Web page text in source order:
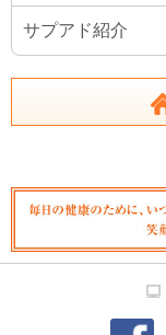
サプアド紹介